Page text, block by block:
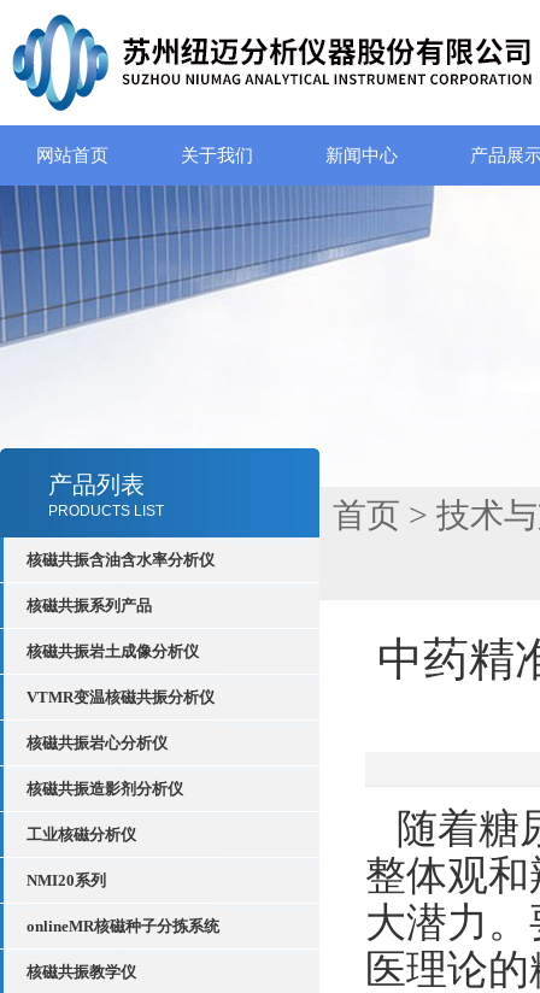
网站首页 关于我们 新闻中心 产品展
产品列表
PRODUCTS LIST
核磁共振含油含水率分析仪
核磁共振系列产品
核磁共振岩土成像分析仪
VTMR变温核磁共振分析仪
核磁共振岩心分析仪
核磁共振造影剂分析仪
工业核磁分析仪
NMI20系列
onlineMR核磁种子分拣系统
核磁共振教学仪
首页 > 技术
中药精
随着糖
整体观
大潜力
医理论